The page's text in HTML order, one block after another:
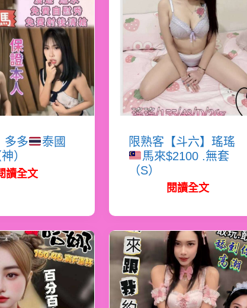
多多
泰國
）
讀全文
限熟客【斗六】瑤瑤
馬來$2100 .無套
（S）
閱讀全文